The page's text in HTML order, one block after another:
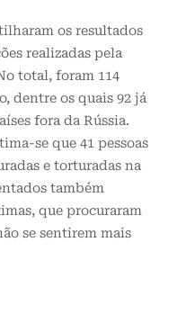
os resultados
realizadas pela
total, foram 114
dentre os quais 92 já
fora da Rússia.
se que 41 pessoas
e torturadas na
também
que procuraram
se sentirem mais